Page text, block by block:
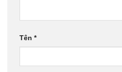
Tên *